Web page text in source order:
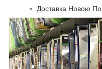
Доставка Новою